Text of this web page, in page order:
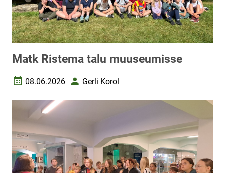
Matk Ristema talu muuseumisse
Loomise kuupäev
08.06.2026 AutorGerli Korol